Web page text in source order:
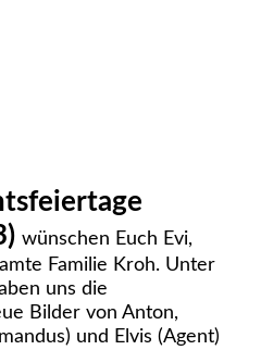
wünschen Euch Evi,
Familie Kroh. Unter
uns die
Bilder von Anton,
und Elvis (Agent)